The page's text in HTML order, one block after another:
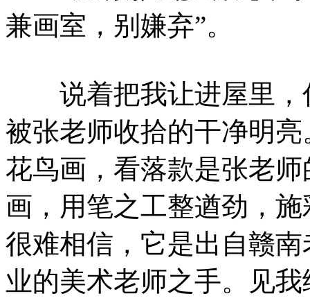
兼画室，别嫌弃”。
说着把我让进屋里，
被张老师收拾的干净明
花鸟画，看落款是张老
画，用笔之工整遒劲，
很难相信，它是出自赣
业的美术老师之手。见